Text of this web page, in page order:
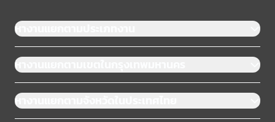
หางานแยกตามประเภทงาน
หางานแยกตามเขตในกรุงเทพมหานคร
หางานแยกตามจังหวัดในประเทศไทย